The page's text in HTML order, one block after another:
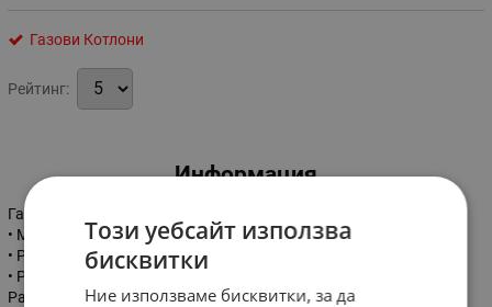
Газови Котлони
Рейтинг:
Информация
Газов котлон + сач / тава /
• Мощност: 2.3 kW
• Разход на газ / пропан бутан / 100-170гр/ч
• Работно налягане: 2-16bar.
Размери :
Този уебсайт използва
бисквитки
Ние използваме бисквитки, за да